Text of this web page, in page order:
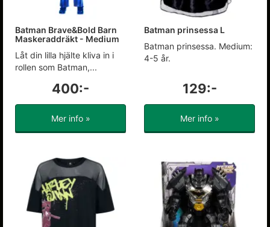
Batman Brave&Bold Barn
Maskeraddräkt - Medium
Låt din lilla hjälte kliva in i
rollen som Batman,...
400:-
Mer info »
Batman prinsessa L
Batman prinsessa. Medium:
4-5 år.
129:-
Mer info »